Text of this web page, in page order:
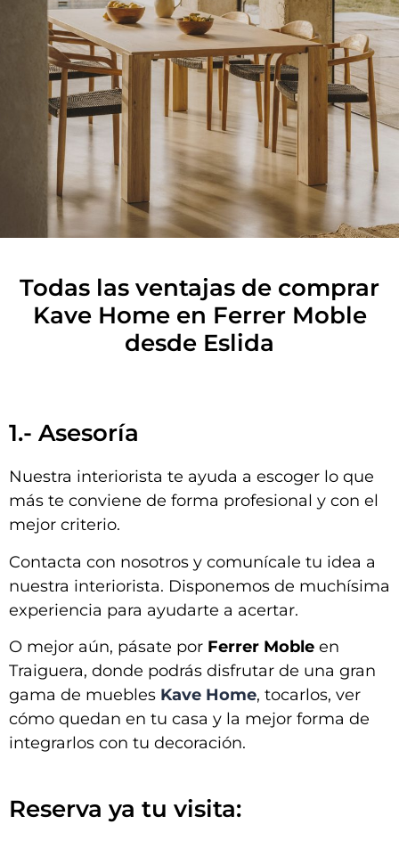
Todas las ventajas de comprar
Kave Home en Ferrer Moble
desde Eslida
1.- Asesoría
Nuestra interiorista te ayuda a escoger lo que
más te conviene de forma profesional y con el
mejor criterio.
Contacta con nosotros y comunícale tu idea a
nuestra interiorista. Disponemos de muchísima
experiencia para ayudarte a acertar.
O mejor aún, pásate por Ferrer Moble en
Traiguera, donde podrás disfrutar de una gran
gama de muebles Kave Home, tocarlos, ver
cómo quedan en tu casa y la mejor forma de
integrarlos con tu decoración.
Reserva ya tu visita: